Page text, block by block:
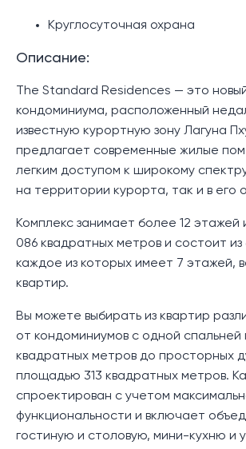
Круглосуточная охрана
Описание:
The Standard Residences — это
кондоминиума, расположенный
известную курортную зону Лагуна
предлагает современные жилые
легким доступом к широкому
на территории курорта, так и в его
Комплекс занимает более 12 этажей
086 квадратных метров и состоит из
каждое из которых имеет 7 этажей,
квартир.
Вы можете выбирать из квартир
от кондоминиумов с одной
квадратных метров до просторных
площадью 313 квадратных метров.
спроектирован с учетом
функциональности и включает
гостиную и столовую, мини-кухню и